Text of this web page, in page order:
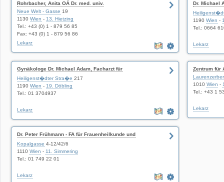
Rohrbacher, Anita OÄ Dr. med. univ.
Neue Welt - Gasse 19
1130 Wien - 13. Hietzing
Tel.: +43 (0) 1 - 879 56 85
Fax: +43 (0) 1 - 879 56 86
Lekarz
Dr. Michael
1190 Wien -
Tel.: 0664
Lekarz
Gynäkologe Dr. Michael Adam, Facharzt für
Frauenheilkunde
Heiligenst�dter Stra�e 217
1190 Wien - 19. Döbling
Tel.: 01 3704937
Lekarz
Zentrum für
1010 Wien -
Tel.: +43 1
Lekarz
Dr. Peter Frühmann - FA für Frauenheilkunde und
Geburtshilfe
Kopalgasse 4-12/42/6
1110 Wien - 11. Simmering
Tel.: 01 749 22 01
Lekarz